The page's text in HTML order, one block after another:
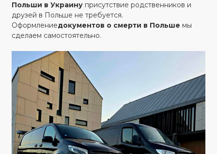
Польши в Украинуприсутствие родственников и
друзей в Польше не требуется.
‍Оформлениедокументов о смерти в Польше мы
сделаем самостоятельно.